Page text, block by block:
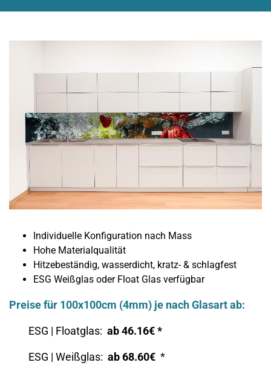
Individuelle Konfiguration nach Mass
Hohe Materialqualität
Hitzebeständig, wasserdicht, kratz- & schlagfest
ESG Weißglas oder Float Glas verfügbar
Preise für 100x100cm (4mm) je nach Glasart ab:
ESG | Floatglas: ab 46.16€ *
ESG | Weißglas: ab 68.60€ *